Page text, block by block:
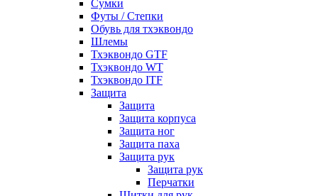
Сумки
Футы / Степки
Обувь для тхэквондо
Шлемы
Тхэквондо GTF
Тхэквондо WT
Тхэквондо ITF
Защита
Защита
Защита корпуса
Защита ног
Защита паха
Защита рук
Защита рук
Перчатки